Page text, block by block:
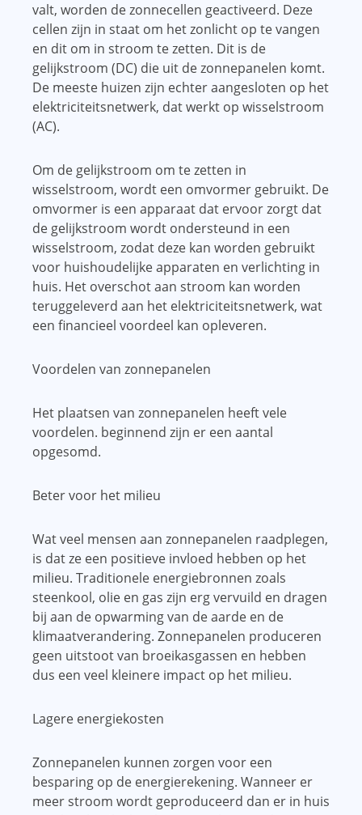
valt, worden de zonnecellen geactiveerd. Deze
cellen zijn in staat om het zonlicht op te vangen
en dit om in stroom te zetten. Dit is de
gelijkstroom (DC) die uit de zonnepanelen komt.
De meeste huizen zijn echter aangesloten op het
elektriciteitsnetwerk, dat werkt op wisselstroom
(AC).
Om de gelijkstroom om te zetten in
wisselstroom, wordt een omvormer gebruikt. De
omvormer is een apparaat dat ervoor zorgt dat
de gelijkstroom wordt ondersteund in een
wisselstroom, zodat deze kan worden gebruikt
voor huishoudelijke apparaten en verlichting in
huis. Het overschot aan stroom kan worden
teruggeleverd aan het elektriciteitsnetwerk, wat
een financieel voordeel kan opleveren.
Voordelen van zonnepanelen
Het plaatsen van zonnepanelen heeft vele
voordelen. beginnend zijn er een aantal
opgesomd.
Beter voor het milieu
Wat veel mensen aan zonnepanelen raadplegen,
is dat ze een positieve invloed hebben op het
milieu. Traditionele energiebronnen zoals
steenkool, olie en gas zijn erg vervuild en dragen
bij aan de opwarming van de aarde en de
klimaatverandering. Zonnepanelen produceren
geen uitstoot van broeikasgassen en hebben
dus een veel kleinere impact op het milieu.
Lagere energiekosten
Zonnepanelen kunnen zorgen voor een
besparing op de energierekening. Wanneer er
meer stroom wordt geproduceerd dan er in huis